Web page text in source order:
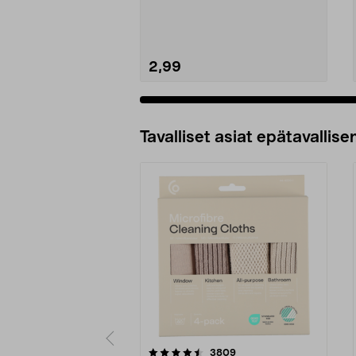
2,99
Tavalliset asiat
3809arvostelut
4.5viidestä